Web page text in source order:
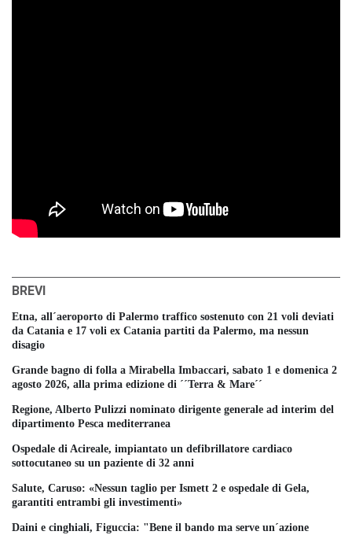
BREVI
Etna, all´aeroporto di Palermo traffico sostenuto con 21 voli deviati
da Catania e 17 voli ex Catania partiti da Palermo, ma nessun
disagio
Grande bagno di folla a Mirabella Imbaccari, sabato 1 e domenica 2
agosto 2026, alla prima edizione di ´´Terra & Mare´´
Regione, Alberto Pulizzi nominato dirigente generale ad interim del
dipartimento Pesca mediterranea
Ospedale di Acireale, impiantato un defibrillatore cardiaco
sottocutaneo su un paziente di 32 anni
Salute, Caruso: «Nessun taglio per Ismett 2 e ospedale di Gela,
garantiti entrambi gli investimenti»
Daini e cinghiali, Figuccia: "Bene il bando ma serve un´azione